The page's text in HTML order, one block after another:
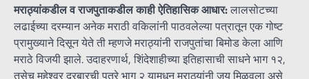
मराठ्यांकडील व राजपुताकडील काही ऐतिहासिक आधार:लालसोटच्या
लढाईच्या दरम्यान अनेक मराठी वकिलांनी पाठवलेल्या पत्रातून एक गोष्ट
प्रामुख्याने दिसून येते ती म्हणजे मराठ्यांनी राजपुतांचा बिमोड केला आणि
मराठे विजयी झाले. उदाहरणार्थ, शिंदेशाहीच्या इतिहासाची साधने भाग १२,
तसेच महेश्वर दरबारची पत्रे भाग २ यामधून मराठ्यांनी जय मिळवला असे